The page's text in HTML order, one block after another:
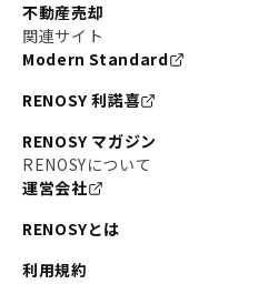
不動産売却
関連サイト
Modern Standard
RENOSY 利諾喜
RENOSY マガジン
RENOSYについて
運営会社
RENOSYとは
利用規約